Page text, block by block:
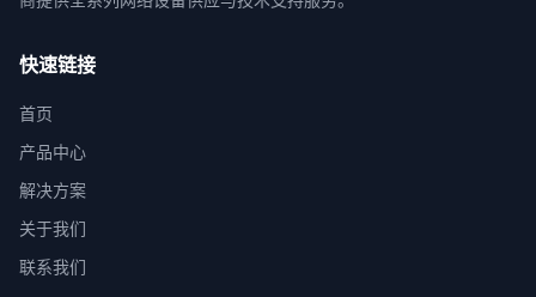
快速链接
首页
产品中心
解决方案
关于我们
联系我们